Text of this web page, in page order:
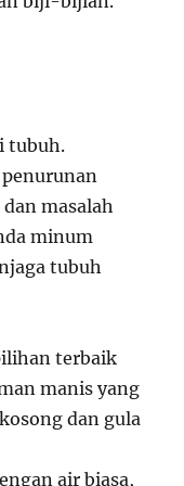
tubuh.
masalah
minum
tubuh
terbaik
manis yang
dan gula
air biasa,